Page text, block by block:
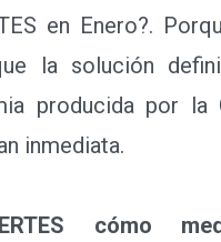
en Enero?.
la solución
producida por la
inmediata.
cómo